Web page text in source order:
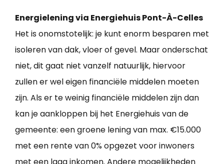
Energielening via Energiehuis Pont-À-Celles
Het is onomstotelijk: je kunt enorm besparen met
isoleren van dak, vloer of gevel. Maar onderschat
niet, dit gaat niet vanzelf natuurlijk, hiervoor
zullen er wel eigen financiële middelen moeten
zijn. Als er te weinig financiële middelen zijn dan
kan je aankloppen bij het Energiehuis van de
gemeente: een groene lening van max. €15.000
met een rente van 0% opgezet voor inwoners